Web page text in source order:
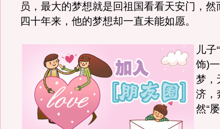
员，最大的梦想就是回祖国看看天安门，然
四十年来，他的梦想却一直未能如愿。
儿子
饰)
梦，
济，
然“